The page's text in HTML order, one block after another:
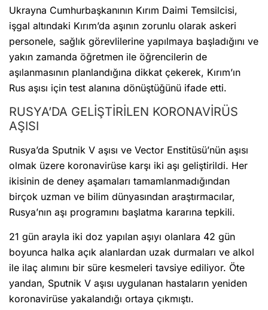
Ukrayna Cumhurbaşkanının Kırım Daimi Temsilcisi,
işgal altındaki Kırım’da aşının zorunlu olarak askeri
personele, sağlık görevlilerine yapılmaya başladığını ve
yakın zamanda öğretmen ile öğrencilerin de
aşılanmasının planlandığına dikkat çekerek, Kırım’ın
Rus aşısı için test alanına dönüştüğünü ifade etti.
RUSYA’DA GELİŞTİRİLEN KORONAVİRÜS
AŞISI
Rusya’da Sputnik V aşısı ve Vector Enstitüsü’nün aşısı
olmak üzere koronavirüse karşı iki aşı geliştirildi. Her
ikisinin de deney aşamaları tamamlanmadığından
birçok uzman ve bilim dünyasından araştırmacılar,
Rusya’nın aşı programını başlatma kararına tepkili.
21 gün arayla iki doz yapılan aşıyı olanlara 42 gün
boyunca halka açık alanlardan uzak durmaları ve alkol
ile ilaç alımını bir süre kesmeleri tavsiye ediliyor. Öte
yandan, Sputnik V aşısı uygulanan hastaların yeniden
koronavirüse yakalandığı ortaya çıkmıştı.